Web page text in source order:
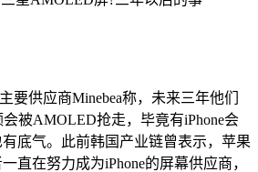
供应商Minebea称，未来三年他们
被AMOLED抢走，毕竟有iPhone会
底气。此前韩国产业链曾表示，苹果
直在努力成为iPhone的屏幕供应商，